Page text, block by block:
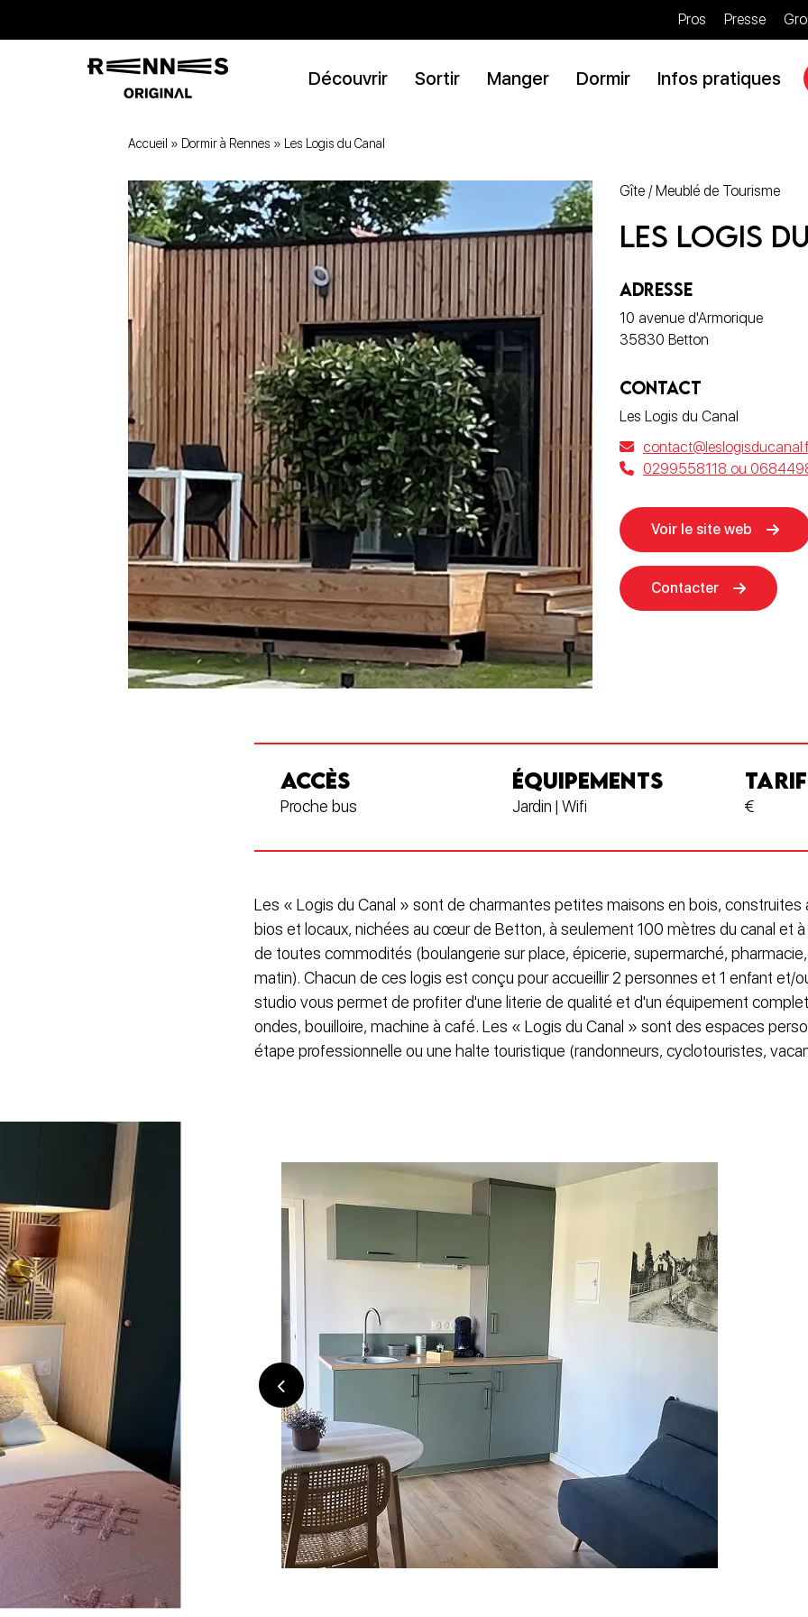
Pros Presse
Découvrir Sortir Manger Dormir Infos pratiques
Accueil » Dormir à Rennes » Les Logis du Canal
Gîte / Meublé de Tourisme
Les Logis
ADRESSE
10 avenue d'Armorique
35830 Betton
CONTACT
Les Logis du Canal
0299558118 ou
Voir le site web
Contacter
ACCÈS
Proche bus
ÉQUIPEMENTS
Jardin | Wifi
TARIF
€
Les « Logis du Canal » sont de charmantes petites maisons en bois, construites
bios et locaux, nichées au cœur de Betton, à seulement 100 mètres du canal et
de toutes commodités (boulangerie sur place, épicerie, supermarché,
matin). Chacun de ces logis est conçu pour accueillir 2 personnes et 1 enfant et/
studio vous permet de profiter d'une literie de qualité et d'un équipement
ondes, bouilloire, machine à café. Les « Logis du Canal » sont des espaces
étape professionnelle ou une halte touristique (randonneurs, cyclotouristes,